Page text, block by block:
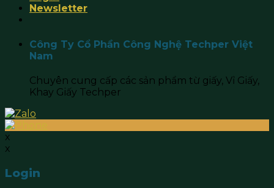
Newsletter
Công Ty Cổ Phần Công Nghệ Techper Việt
Nam
Chuyên cung cấp các sản phẩm từ giấy, Vỉ Giấy,
Khay Giấy Techper
x
x
Login